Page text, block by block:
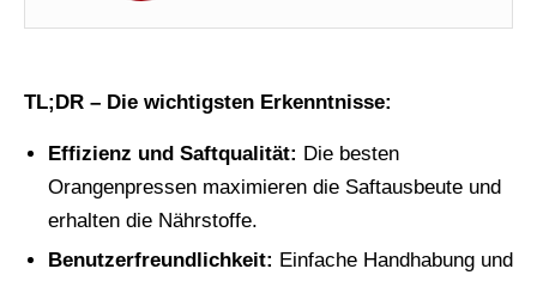
TL;DR – Die wichtigsten Erkenntnisse:
Effizienz und Saftqualität: Die besten
Orangenpressen maximieren die Saftausbeute und
erhalten die Nährstoffe.
Benutzerfreundlichkeit: Einfache Handhabung und